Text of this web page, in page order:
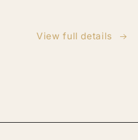
View full details